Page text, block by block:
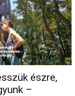
észre,
–